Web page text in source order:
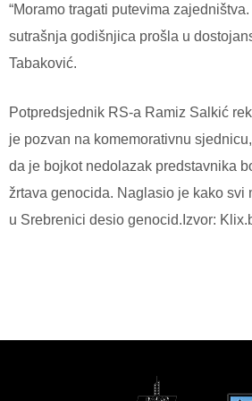
“Moramo tragati putevima
sutrašnja godišnjica prošla u
Tabaković.
Potpredsjednik RS-a Ramiz Salkić
je pozvan na komemorativnu
da je bojkot nedolazak predstavnika
žrtava genocida. Naglasio je kako svi
u Srebrenici desio genocid.Izvor: